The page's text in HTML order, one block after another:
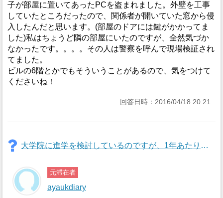
子が部屋に置いてあったPCを盗まれました。外壁を工事
していたところだったので、関係者が開いていた窓から侵
入したんだと思います。(部屋のドアには鍵がかかってま
した)私はちょうど隣の部屋にいたのですが、全然気づか
なかったです。。。。その人は警察を呼んで現場検証され
てました。
ビルの6階とかでもそういうことがあるので、気をつけて
くださいね！
回答日時：2016/04/18 20:21
大学院に進学を検討しているのですが、1年あたり、学費や生活費諸々込みでいくらぐらいかかるのでしょうか?
元滞在者
ayaukdiary